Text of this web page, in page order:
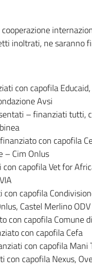
inoltrati, ne saranno
con capofila Educaid,
Avsi
– finanziati tutti,
con capofila
– Cim Onlus
capofila Vet for
capofila
Castel Merlino ODV
con capofila Comune
con capofila Cefa
con capofila Mani
capofila Nexus,